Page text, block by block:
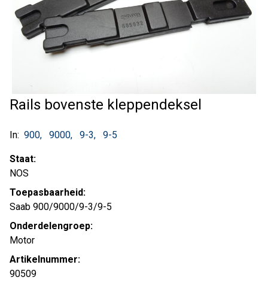
Rails bovenste kleppendeksel
In: 900 9000 9-3 9-5
Staat:
NOS
Toepasbaarheid:
Saab 900/9000/9-3/9-5
Onderdelengroep:
Motor
Artikelnummer:
90509